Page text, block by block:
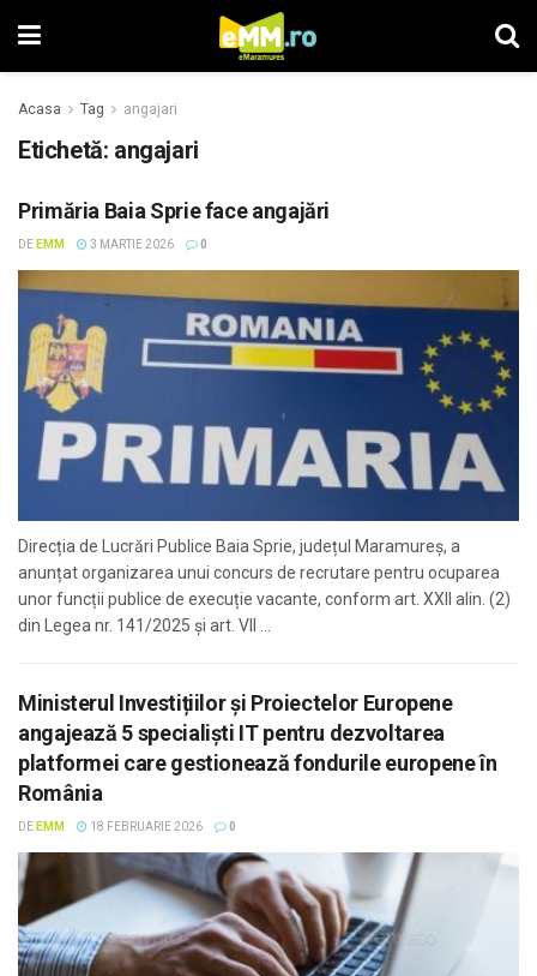
Acasa Tag angajari
Etichetă: angajari
Primăria Baia Sprie face angajări
DE EMM 3 MARTIE 2026 0
Direcția de Lucrări Publice Baia Sprie, județul Maramureș, a
anunțat organizarea unui concurs de recrutare pentru ocuparea
unor funcții publice de execuție vacante, conform art. XXII alin. (2)
din Legea nr. 141/2025 și art. VII ...
Ministerul Investițiilor și Proiectelor Europene
angajează 5 specialiști IT pentru dezvoltarea
platformei care gestionează fondurile europene în
România
DE EMM 18 FEBRUARIE 2026 0